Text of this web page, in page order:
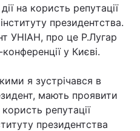
Війна
на користь репутації
президентства.
УНІАН, про це Р.Лугар
у Києві.
я зустрічався в
мають проявити
користь репутації
президентства